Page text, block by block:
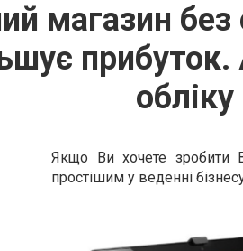
магазин без
Якщо Ви хочете зробити
простішим у веденні